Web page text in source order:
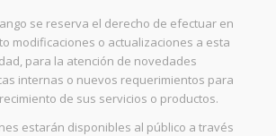
se reserva el derecho de efectuar en
modificaciones o actualizaciones a esta
para la atención de novedades
internas o nuevos requerimientos para
de sus servicios o productos.
estarán disponibles al público a través